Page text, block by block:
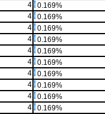
4
0.169%
4
0.169%
4
0.169%
4
0.169%
4
0.169%
4
0.169%
4
0.169%
4
0.169%
4
0.169%
4
0.169%